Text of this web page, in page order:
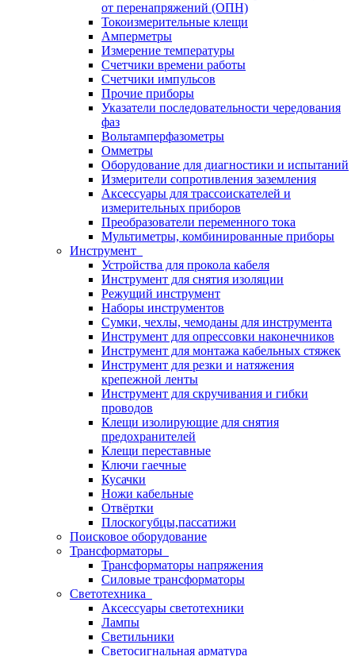
от перенапряжений (ОПН)
Токоизмерительные клещи
Амперметры
Измерение температуры
Счетчики времени работы
Счетчики импульсов
Прочие приборы
Указатели последовательности чередования
фаз
Вольтамперфазометры
Омметры
Оборудование для диагностики и испытаний
Измерители сопротивления заземления
Аксессуары для трассоискателей и
измерительных приборов
Преобразователи переменного тока
Мультиметры, комбинированные приборы
Инструмент
Устройства для прокола кабеля
Инструмент для снятия изоляции
Режущий инструмент
Наборы инструментов
Сумки, чехлы, чемоданы для инструмента
Инструмент для опрессовки наконечников
Инструмент для монтажа кабельных стяжек
Инструмент для резки и натяжения
крепежной ленты
Инструмент для скручивания и гибки
проводов
Клещи изолирующие для снятия
предохранителей
Клещи переставные
Ключи гаечные
Кусачки
Ножи кабельные
Отвёртки
Плоскогубцы,пассатижи
Поисковое оборудование
Трансформаторы
Трансформаторы напряжения
Силовые трансформаторы
Светотехника
Аксессуары светотехники
Лампы
Светильники
Светосигнальная арматура